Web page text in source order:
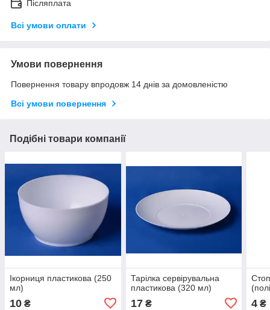
Післяплата
Всі умови оплати
Умови повернення
Повернення товару впродовж 14 днів за домовленістю
Всі умови повернення
Подібні товари компанії
Ікорниця пластикова (250
мл)
10 ₴
Тарілка сервірувальна
пластикова (320 мл)
17₴ 4 ₴